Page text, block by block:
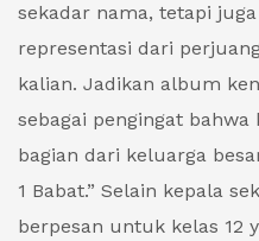
sekadar nama, tetapi juga
representasi dari
kalian. Jadikan album
sebagai pengingat
bagian dari keluarga
1 Babat.” Selain kepala
berpesan untuk kelas 12